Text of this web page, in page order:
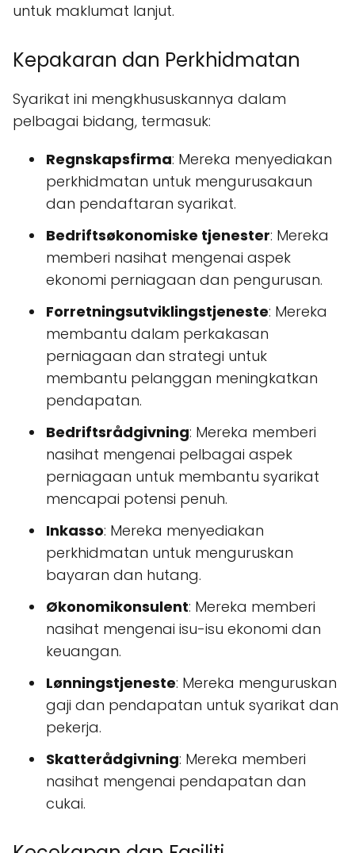
untuk maklumat lanjut.
Kepakaran dan Perkhidmatan
Syarikat ini mengkhususkannya dalam
pelbagai bidang, termasuk:
Regnskapsfirma: Mereka menyediakan
perkhidmatan untuk mengurusakaun
dan pendaftaran syarikat.
Bedriftsøkonomiske tjenester: Mereka
memberi nasihat mengenai aspek
ekonomi perniagaan dan pengurusan.
Forretningsutviklingstjeneste: Mereka
membantu dalam perkakasan
perniagaan dan strategi untuk
membantu pelanggan meningkatkan
pendapatan.
Bedriftsrådgivning: Mereka memberi
nasihat mengenai pelbagai aspek
perniagaan untuk membantu syarikat
mencapai potensi penuh.
Inkasso: Mereka menyediakan
perkhidmatan untuk menguruskan
bayaran dan hutang.
Økonomikonsulent: Mereka memberi
nasihat mengenai isu-isu ekonomi dan
keuangan.
Lønningstjeneste: Mereka menguruskan
gaji dan pendapatan untuk syarikat dan
pekerja.
Skatterådgivning: Mereka memberi
nasihat mengenai pendapatan dan
cukai.